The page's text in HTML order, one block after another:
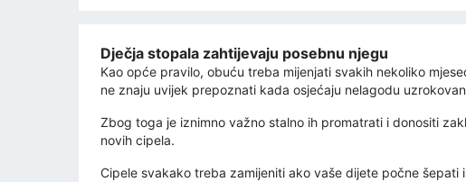
Dječja stopala zahtijevaju posebnu njegu
Kao opće pravilo, obuću treba mijenjati svakih nekoliko
ne znaju uvijek prepoznati kada osjećaju nelagodu
Zbog toga je iznimno važno stalno ih promatrati i donositi
novih cipela.
Cipele svakako treba zamijeniti ako vaše dijete počne